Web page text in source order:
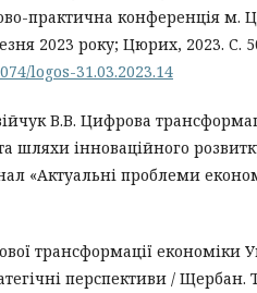
практична конференція м.
2023 року; Цюрих, 2023. C.
logos-31.03.2023.14
В.В. Цифрова
шляхи інноваційного
«Актуальні проблеми
трансформації економіки
перспективи / Щербан.